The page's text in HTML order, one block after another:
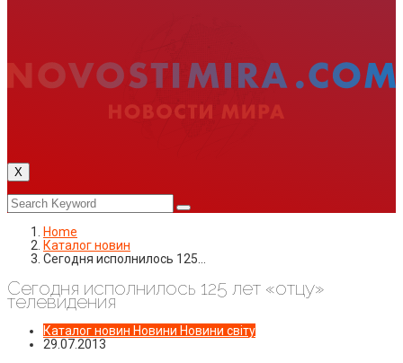
X
Home
Каталог новин
Сегодня исполнилось 125…
Сегодня исполнилось 125 лет «отцу»
телевидения
Каталог новин Новини Новини світу
29.07.2013